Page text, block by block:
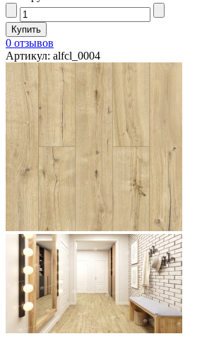
0 отзывов
Артикул: alfcl_0004